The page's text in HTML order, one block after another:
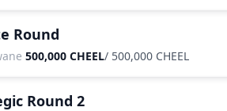
Round
500,000 CHEEL/ 500,000 CHEEL
Round 2